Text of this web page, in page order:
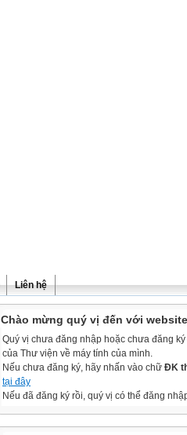
Liên hệ
Chào mừng quý vị đến với
Quý vị chưa đăng nhập hoặc chưa đăng
của Thư viện về máy tính của mình.
Nếu chưa đăng ký, hãy nhấn vào chữ ĐK
tại đây
Nếu đã đăng ký rồi, quý vị có thể đăng